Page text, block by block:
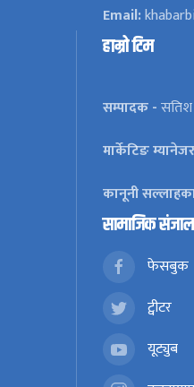
Email:
हाम्रो टिम
सम्पादक -
मार्केटिङ
कानूनी
सामाजिक संजाल
फेसबुक
ट्वीटर
यूट्युब